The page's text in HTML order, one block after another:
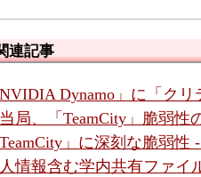
連記事
NVIDIA Dynamo」に「ク
局、「TeamCity」脆弱性
TeamCity」に深刻な脆弱
情報含む学内共有ファイ